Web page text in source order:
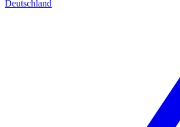
Deutschland